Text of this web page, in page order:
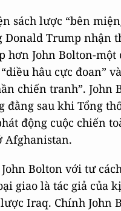
sách lược “bên
Donald Trump nhận
hơn John Bolton-một
hâu cực đoan”
chiến tranh”. John
đằng sau khi Tổng
động cuộc chiến
Afghanistan.
Bolton với tư
giao là tác giả của
Iraq. Chính John